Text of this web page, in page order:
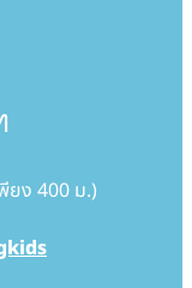
ยง 400 ม.)